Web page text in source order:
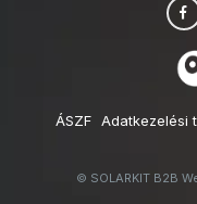
ÁSZF Adatkezelési
© SOLARKIT B2B